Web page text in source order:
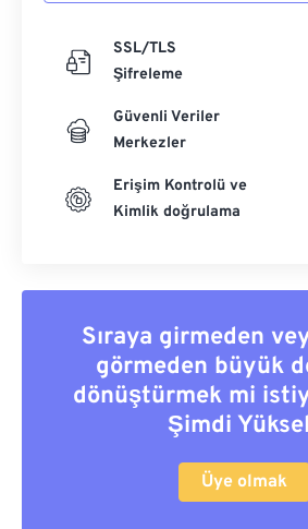
SSL/TLS
Şifreleme
Güvenli Veriler
Merkezler
Erişim Kontrolü ve
Kimlik doğrulama
Sıraya girmeden
görmeden büyük
dönüştürmek mi
Şimdi
Üye olmak